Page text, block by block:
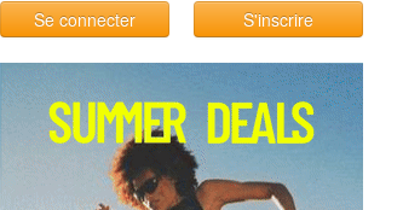
Se connecter S'inscrire